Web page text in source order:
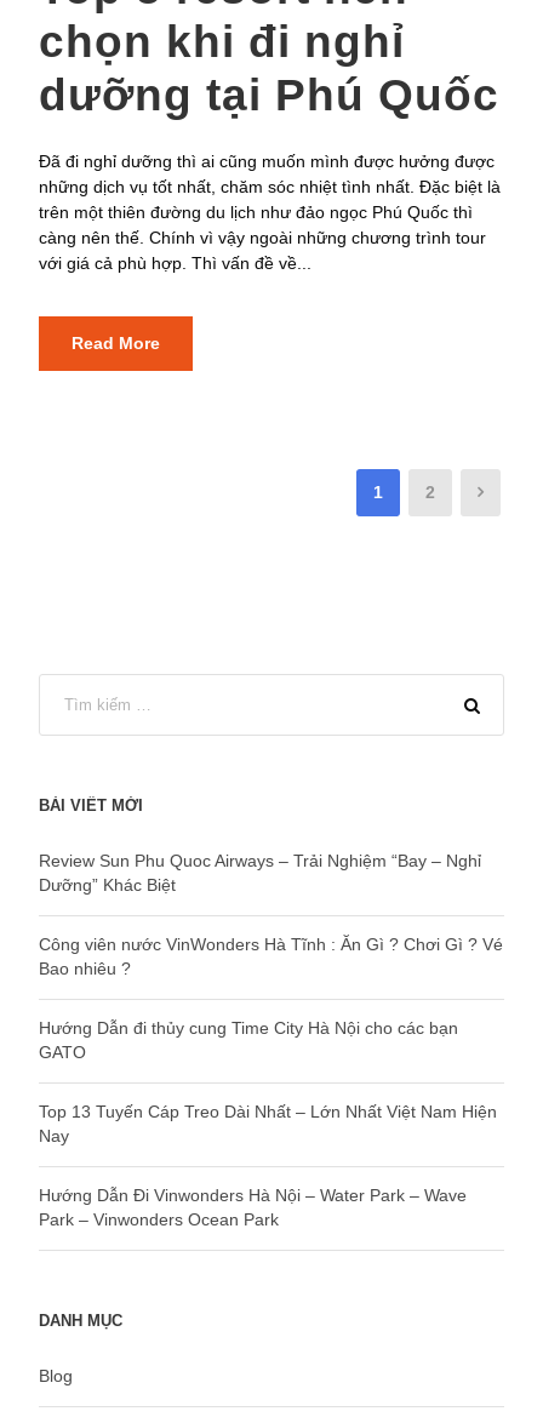
chọn khi đi nghỉ
dưỡng tại Phú Quốc
Đã đi nghỉ dưỡng thì ai cũng muốn mình được hưởng được
những dịch vụ tốt nhất, chăm sóc nhiệt tình nhất. Đặc biệt là
trên một thiên đường du lịch như đảo ngọc Phú Quốc thì
càng nên thế. Chính vì vậy ngoài những chương trình tour
với giá cả phù hợp. Thì vấn đề về...
Read More
1 2
BÀI VIẾT MỚI
Review Sun Phu Quoc Airways – Trải Nghiệm “Bay – Nghỉ
Dưỡng” Khác Biệt
Công viên nước VinWonders Hà Tĩnh : Ăn Gì ? Chơi Gì ? Vé
Bao nhiêu ?
Hướng Dẫn đi thủy cung Time City Hà Nội cho các bạn
GATO
Top 13 Tuyến Cáp Treo Dài Nhất – Lớn Nhất Việt Nam Hiện
Nay
Hướng Dẫn Đi Vinwonders Hà Nội – Water Park – Wave
Park – Vinwonders Ocean Park
DANH MỤC
Blog